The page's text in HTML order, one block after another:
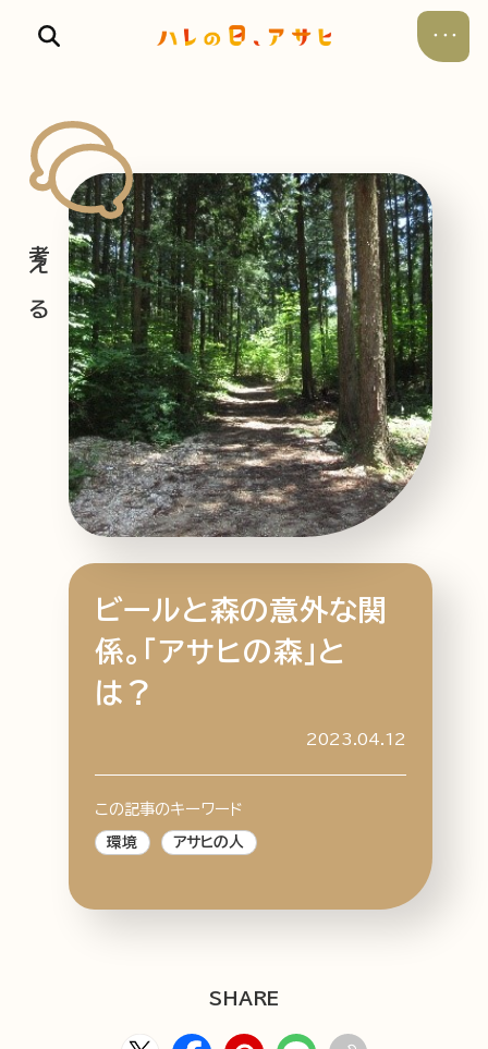
食べる
飲む
暮らす
遊ぶ
考える
特集記事 連載 アサヒの人 歴史
夏のビール特集2025 ビール
お酒との付き合い方
みんなで乾杯 アサヒのひと図鑑
特別なおやつ時間 エノテカ
ABOUT
ビールと森の意外な関
係。「アサヒの森」と
は？
2023.04.12
この記事のキーワード
環境 アサヒの人
SHARE